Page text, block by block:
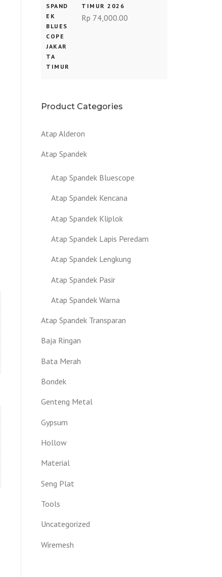
TIMUR 2026
Rp 74,000.00
Product Categories
Atap Alderon
Atap Spandek
Atap Spandek Bluescope
Atap Spandek Kencana
Atap Spandek Kliplok
Atap Spandek Lapis Peredam
Atap Spandek Lengkung
Atap Spandek Pasir
Atap Spandek Warna
Atap Spandek Transparan
Baja Ringan
Bata Merah
Bondek
Genteng Metal
Gypsum
Hollow
Material
Seng Plat
Tools
Uncategorized
Wiremesh